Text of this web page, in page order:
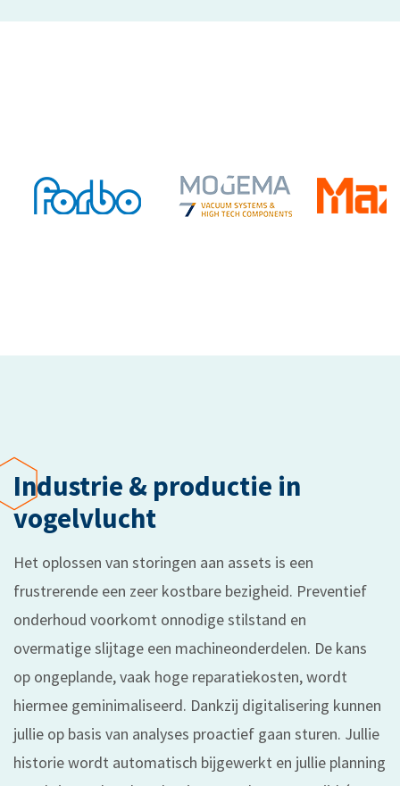
Industrie & productie in
vogelvlucht
Het oplossen van storingen aan assets is een
frustrerende een zeer kostbare bezigheid. Preventief
onderhoud voorkomt onnodige stilstand en
overmatige slijtage een machineonderdelen. De kans
op ongeplande, vaak hoge reparatiekosten, wordt
hiermee geminimaliseerd. Dankzij digitalisering kunnen
jullie op basis van analyses proactief gaan sturen. Jullie
historie wordt automatisch bijgewerkt en jullie planning